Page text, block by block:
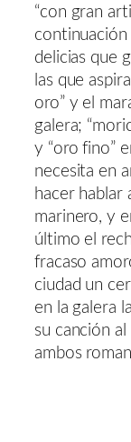
“con gran
continuación
delicias que
las que
oro” y el
galera;
y “oro fino”
necesita en
hacer hablar
marinero, y
último el
fracaso
ciudad un
en la galera
su canción
ambos